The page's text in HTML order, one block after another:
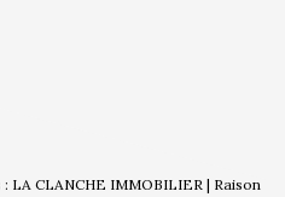
LA CLANCHE IMMOBILIER | Raison